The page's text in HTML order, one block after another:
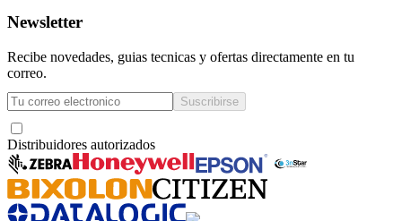
Newsletter
Recibe novedades, guias tecnicas y ofertas directamente en tu
correo.
Suscribirse
Distribuidores autorizados